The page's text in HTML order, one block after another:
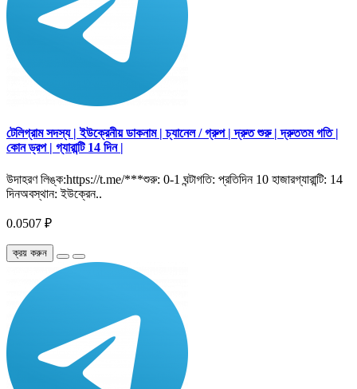
টেলিগ্রাম সদস্য | ইউক্রেনীয় ডাকনাম | চ্যানেল / গ্রুপ | দ্রুত শুরু | দ্রুততম গতি |
কোন ড্রপ | গ্যারান্টি 14 দিন |
উদাহরণ লিঙ্ক:https://t.me/***শুরু: 0-1 ঘন্টাগতি: প্রতিদিন 10 হাজারগ্যারান্টি: 14
দিনঅবস্থান: ইউক্রেন..
0.0507 ₽
ক্রয় করুন